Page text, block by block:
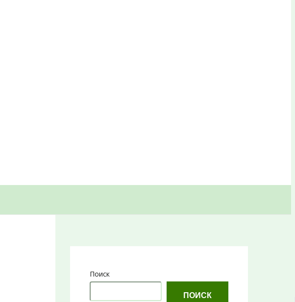
Поиск
ПОИСК